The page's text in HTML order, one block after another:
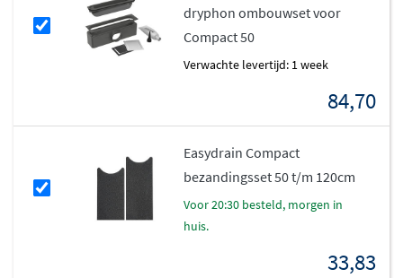
dryphon ombouwset voor
Compact 50
Verwachte levertijd: 1 week
84,70
Easydrain Compact
bezandingsset 50 t/m 120cm
voor 20:30 besteld, morgen in
huis.
33,83